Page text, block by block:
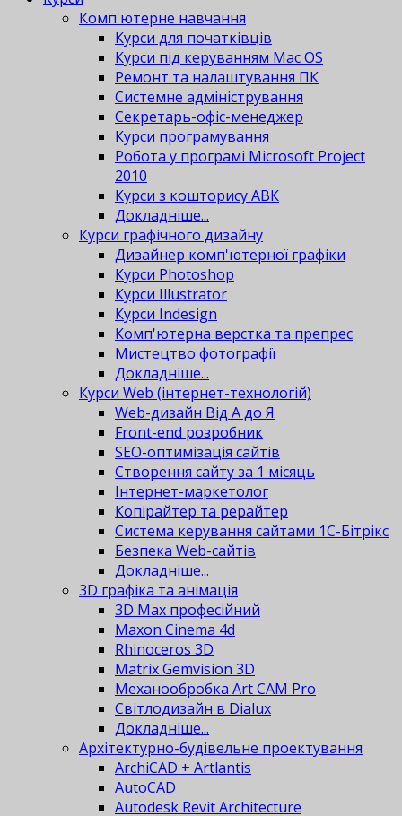
Комп'ютерне навчання
Курси для початківців
Курси під керуванням Mac OS
Ремонт та налаштування ПК
Системне адміністрування
Секретарь-офіс-менеджер
Курси програмування
Робота у програмі Microsoft Project
2010
Курси з кошторису АВК
Докладніше...
Курси графічного дизайну
Дизайнер комп'ютерної графіки
Курси Photoshop
Курси Illustrator
Курси Indesign
Комп'ютерна верстка та препрес
Мистецтво фотографії
Докладніше...
Курси Web (інтернет-технологій)
Web-дизайн Від А до Я
Front-end розробник
SEO-оптимізація сайтів
Створення сайту за 1 місяць
Інтернет-маркетолог
Копірайтер та рерайтер
Система керування сайтами 1С-Бітрікс
Безпека Web-сайтів
Докладніше...
3D графіка та анімація
3D Max професійний
Maxon Cinema 4d
Rhinoceros 3D
Matrix Gemvision 3D
Механообробка Art CAM Pro
Світлодизайн в Dialux
Докладніше...
Архітектурно-будівельне проектування
ArchiCAD + Artlantis
AutoCAD
Autodesk Revit Architecture